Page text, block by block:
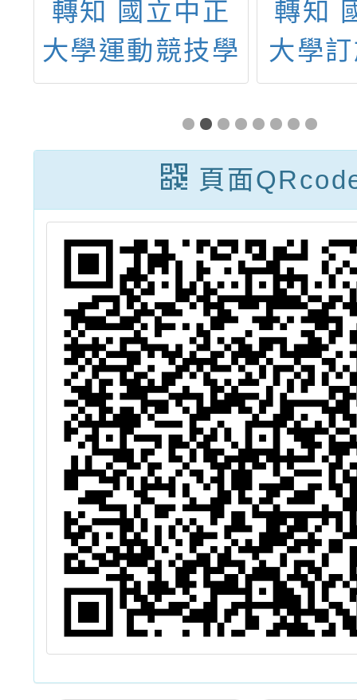
轉知 國立中正
大學運動競技學
系執行高等教育
深耕計畫辦理
「科技運動暨產
業論壇」實施辦
法1份
轉知
大學
暑假
「
育安
「
小能
及「
專項
(羽球
戶外
動，
公
頁面